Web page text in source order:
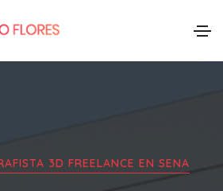
3D FREELANCE EN SENA